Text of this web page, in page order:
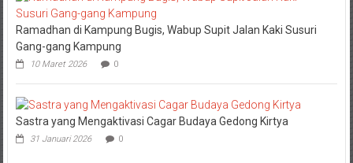
Ramadhan di Kampung Bugis, Wabup Supit Jalan Kaki Susuri
Gang-gang Kampung
10 Maret 2026 0
Sastra yang Mengaktivasi Cagar Budaya Gedong Kirtya
31 Januari 2026 0